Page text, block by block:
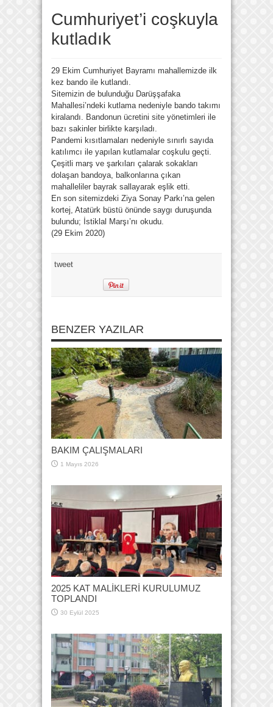
Cumhuriyet’i coşkuyla
kutladık
29 Ekim Cumhuriyet Bayramı mahallemizde ilk
kez bando ile kutlandı.
Sitemizin de bulunduğu Darüşşafaka
Mahallesi’ndeki kutlama nedeniyle bando takımı
kiralandı. Bandonun ücretini site yönetimleri ile
bazı sakinler birlikte karşıladı.
Pandemi kısıtlamaları nedeniyle sınırlı sayıda
katılımcı ile yapılan kutlamalar coşkulu geçti.
Çeşitli marş ve şarkıları çalarak sokakları
dolaşan bandoya, balkonlarına çıkan
mahalleliler bayrak sallayarak eşlik etti.
En son sitemizdeki Ziya Sonay Parkı’na gelen
kortej, Atatürk büstü önünde saygı duruşunda
bulundu; İstiklal Marşı’nı okudu.
(29 Ekim 2020)
tweet
BENZER YAZILAR
BAKIM ÇALIŞMALARI
1 Mayıs 2026
2025 KAT MALİKLERİ KURULUMUZ
TOPLANDI
30 Eylül 2025